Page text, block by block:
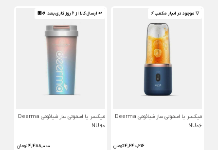
▽ موجود در انبار مکعب ⚡️
میکسر یا اسموتی ساز شیائومی Deerma
NU06
4,640,216تومان
↩ ارسال کالا از 6 روز کاری بعد 🤌🏼
میکسر یا اسموتی ساز شیائومی Deerma
NU90
4,488,000تومان